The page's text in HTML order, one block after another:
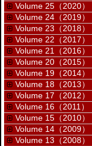
Volume 25（2020）
Volume 24（2019）
Volume 23（2018）
Volume 22（2017）
Volume 21（2016）
Volume 20（2015）
Volume 19（2014）
Volume 18（2013）
Volume 17（2012）
Volume 16（2011）
Volume 15（2010）
Volume 14（2009）
Volume 13（2008）